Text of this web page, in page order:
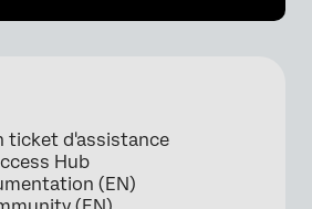
ticket d'assistance
Hub
(EN)